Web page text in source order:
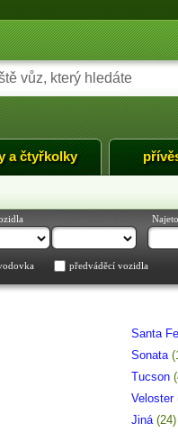
a čtyřkolky
Najeto
předváděcí vozidla
Santa Fe
Sonata
Tucson
Veloster
Jiná (24)